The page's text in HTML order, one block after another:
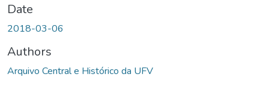
Date
2018-03-06
Authors
Arquivo Central e Histórico da UFV